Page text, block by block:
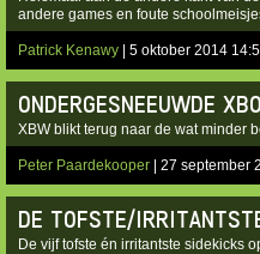
andere games en foute
Patrick Kenawy | 5 oktober 2014
ONDERGESNEEUWDE
XBW blikt terug naar de wat minder
Peter Paardekooper | 27 september
DE TOFSTE/
De vijf tofste én irritantste sidekicks